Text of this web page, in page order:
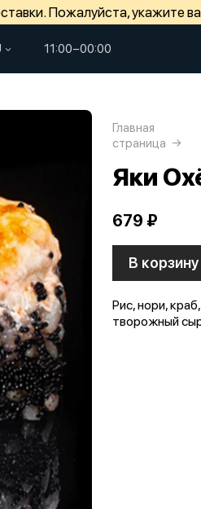
Пожалуйста, укажите
11:00−00:00
Главная
страница
Яки
679 ₽
В корзину
Рис, нори,
творожный